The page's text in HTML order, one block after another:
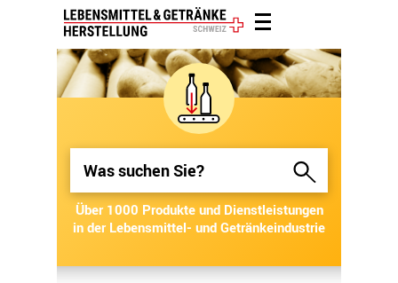
Über 1000 Produkte und Dienstleistungen
in der Lebensmittel- und Getränkeindustrie
Über 1000 Produkte und Dienstleistungen
in der Lebensmittel- und Getränkeindustrie